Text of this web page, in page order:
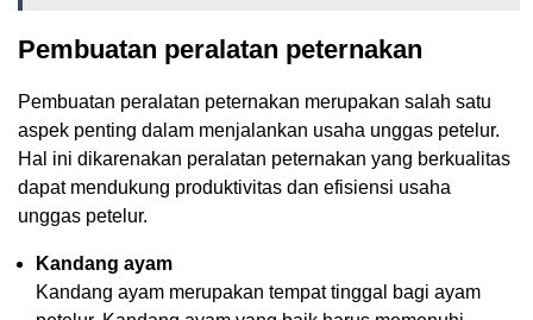
Pembuatan peralatan peternakan
Pembuatan peralatan peternakan merupakan salah satu
aspek penting dalam menjalankan usaha unggas petelur.
Hal ini dikarenakan peralatan peternakan yang berkualitas
dapat mendukung produktivitas dan efisiensi usaha
unggas petelur.
Kandang ayam
Kandang ayam merupakan tempat tinggal bagi ayam